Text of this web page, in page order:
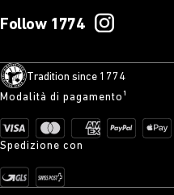
Follow 1774
Tradition since 1774
Modalità di pagamento¹
Spedizione con